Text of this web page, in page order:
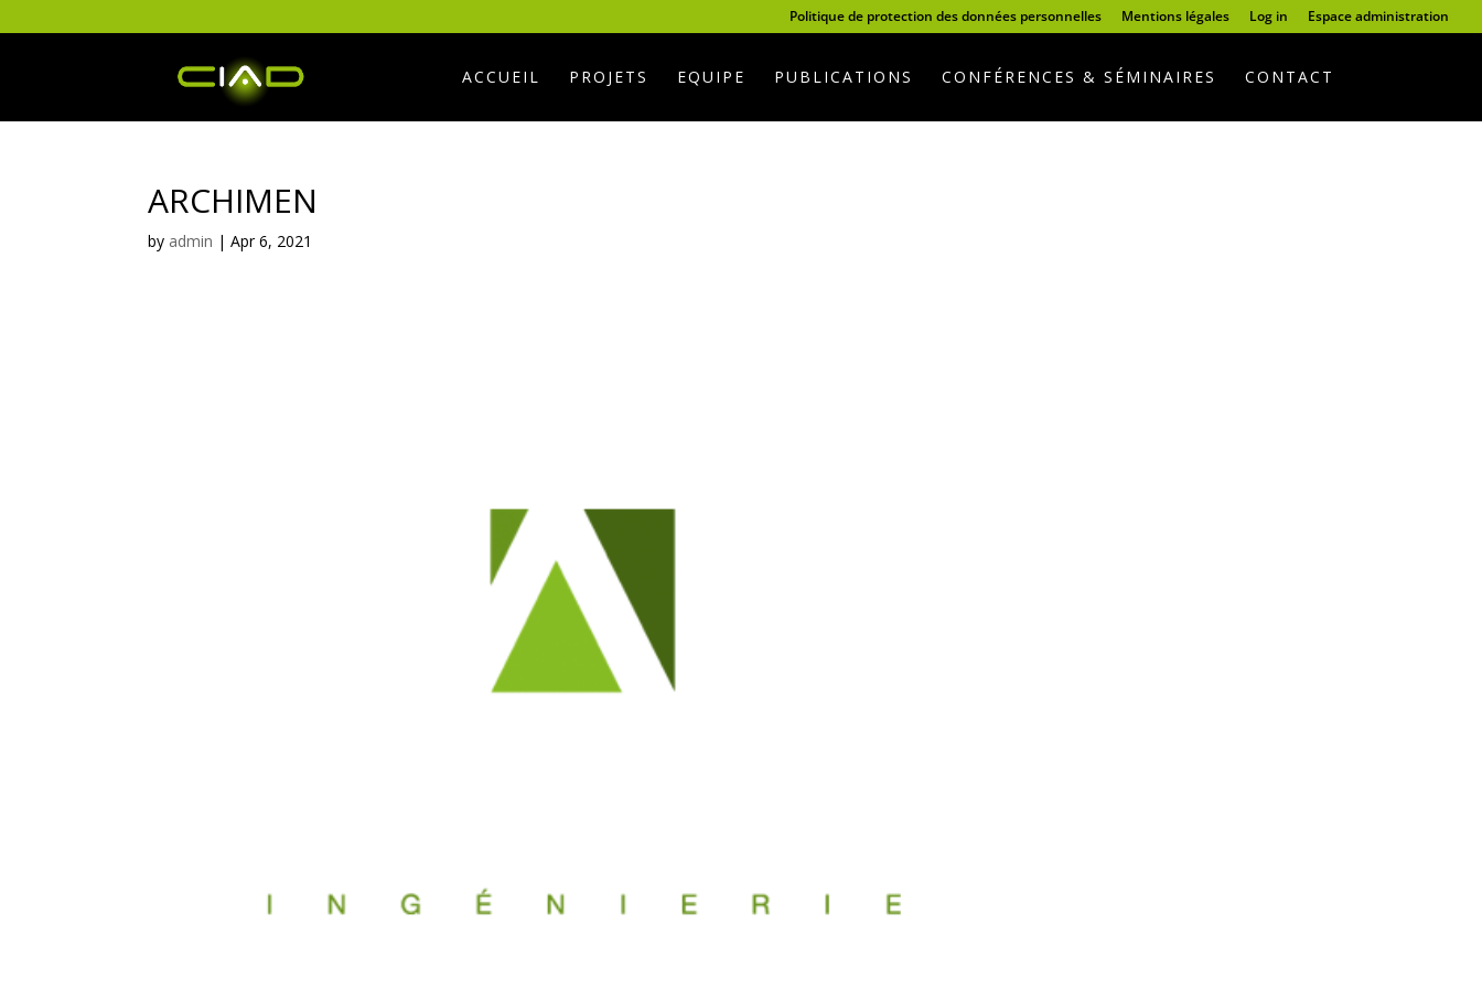
Politique de protection des données personnelles Mentions légales Log in Espace administration
ACCUEIL PROJETS EQUIPE PUBLICATIONS CONFÉRENCES & SÉMINAIRES CONTACT
ARCHIMEN
by admin |Apr 6, 2021